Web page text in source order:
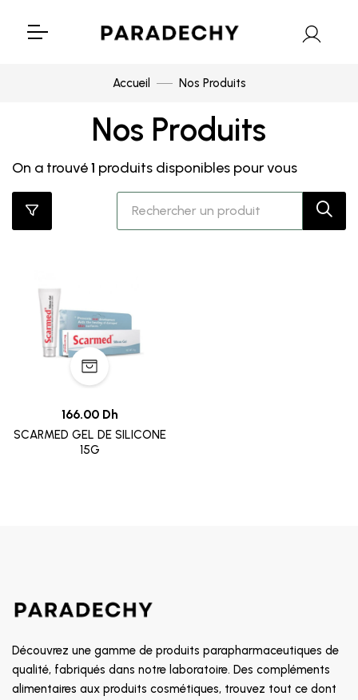
Accueil Nos Produits
Nos Produits
On a trouvé1 produits disponibles pour vous
166.00 Dh
SCARMED GEL DE SILICONE
15G
Découvrez une gamme de produits parapharmaceutiques de
qualité, fabriqués dans notre laboratoire. Des compléments
alimentaires aux produits cosmétiques, trouvez tout ce dont